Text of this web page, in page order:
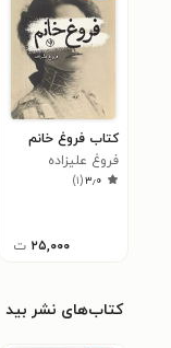
کتاب فروغ خانم
فروغ علیزاده
۳٫۰(۱)
۲۵,۰۰۰ ت
کتاب‌های نشر بید